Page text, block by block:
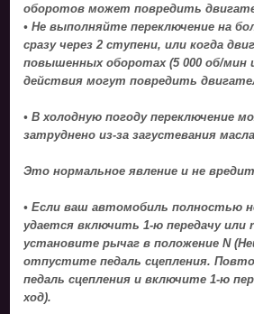
оборотов может повредить
• Не выполняйте переключение на
сразу через 2 ступени, или когда
повышенных оборотах (5 000 об/мин
действия могут повредить
• В холодную погоду переключение
затруднено из-за загустевания
Это нормальное явление и не вредит
• Если ваш автомобиль полностью
удается включить 1-ю передачу или
установите рычаг в положение N
отпустите педаль сцепления.
педаль сцепления и включите 1-ю
ход).